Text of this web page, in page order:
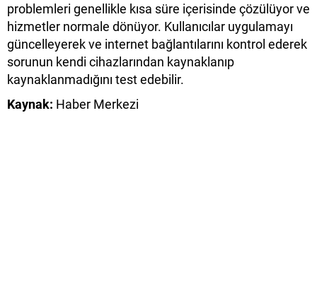
problemleri genellikle kısa süre içerisinde çözülüyor ve
hizmetler normale dönüyor. Kullanıcılar uygulamayı
güncelleyerek ve internet bağlantılarını kontrol ederek
sorunun kendi cihazlarından kaynaklanıp
kaynaklanmadığını test edebilir.
Kaynak: Haber Merkezi